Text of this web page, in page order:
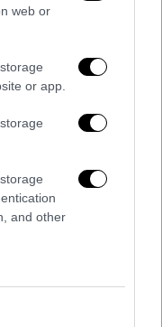
web or
or app.
and other
και
για
και Σάριτς
ώρες μετά